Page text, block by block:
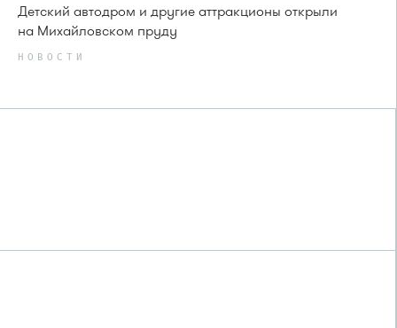
Детский автодром и другие аттракционы открыли
на Михайловском пруду
НОВОСТИ